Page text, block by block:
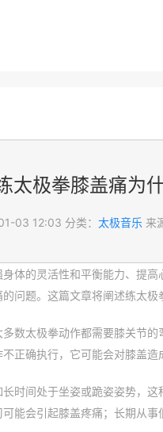
太极拳膝盖痛为
03 12:03 分类：太极音乐 来
体的灵活性和平衡能力、提
问题。这篇文章将阐述练太极
数太极拳动作都需要膝关节
正确执行，它可能会对膝盖造
时间处于坐姿或跪姿姿势，
能会引起膝盖疼痛；长期从